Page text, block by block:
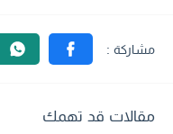
مقالات قد تهمك